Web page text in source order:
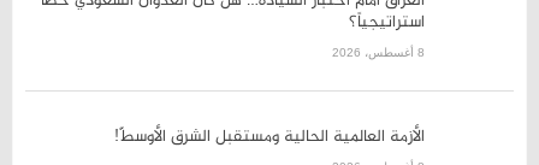
السيد رئيس مجلس الوزراء الأستاذ